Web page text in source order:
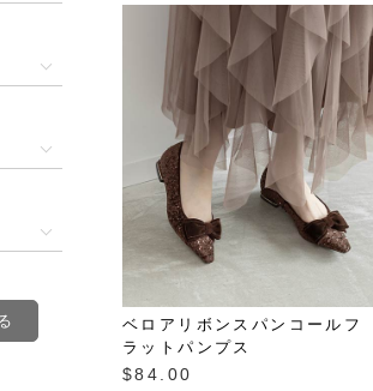
ベロアリボンスパンコールフ
ラットパンプス
$‌84.00